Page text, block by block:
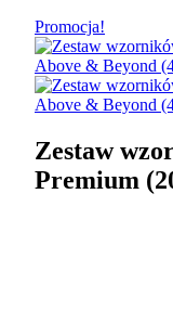
Promocja!
Zestaw
Premium